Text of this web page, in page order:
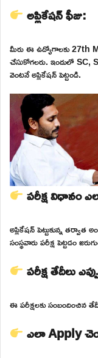
అప్లికేషన్ ఫీజు:
మీరు ఈ ఉద్యోగాలకు 27th
చేసుకోగలరు. ఇందులో SC,
వెంటనే అప్లికేషన్ పెట్టండి.
పరీక్ష విధానం
అప్లికేషన్ పెట్టుకున్న
సంస్థవారు పరీక్ష పెట్టడం
పరీక్ష తేదీలు
ఈ పరీక్షలకు సంబందించిన
ఎలా Apply